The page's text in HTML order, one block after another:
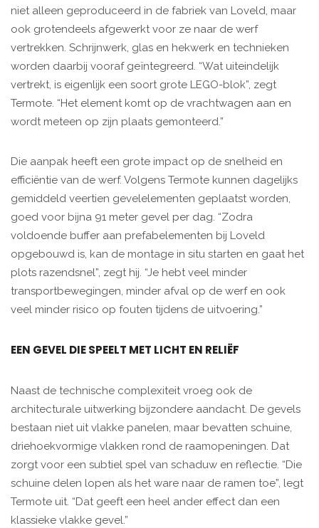
niet alleen geproduceerd in de fabriek van Loveld, maar
ook grotendeels afgewerkt voor ze naar de werf
vertrekken. Schrijnwerk, glas en hekwerk en technieken
worden daarbij vooraf geïntegreerd. “Wat uiteindelijk
vertrekt, is eigenlijk een soort grote LEGO-blok”, zegt
Termote. “Het element komt op de vrachtwagen aan en
wordt meteen op zijn plaats gemonteerd.”
Die aanpak heeft een grote impact op de snelheid en
efficiëntie van de werf. Volgens Termote kunnen dagelijks
gemiddeld veertien gevelelementen geplaatst worden,
goed voor bijna 91 meter gevel per dag. “Zodra
voldoende buffer aan prefabelementen bij Loveld
opgebouwd is, kan de montage in situ starten en gaat het
plots razendsnel”, zegt hij. “Je hebt veel minder
transportbewegingen, minder afval op de werf en ook
veel minder risico op fouten tijdens de uitvoering.”
EEN GEVEL DIE SPEELT MET LICHT EN RELIËF
Naast de technische complexiteit vroeg ook de
architecturale uitwerking bijzondere aandacht. De gevels
bestaan niet uit vlakke panelen, maar bevatten schuine,
driehoekvormige vlakken rond de raamopeningen. Dat
zorgt voor een subtiel spel van schaduw en reflectie. “Die
schuine delen lopen als het ware naar de ramen toe”, legt
Termote uit. “Dat geeft een heel ander effect dan een
klassieke vlakke gevel.”